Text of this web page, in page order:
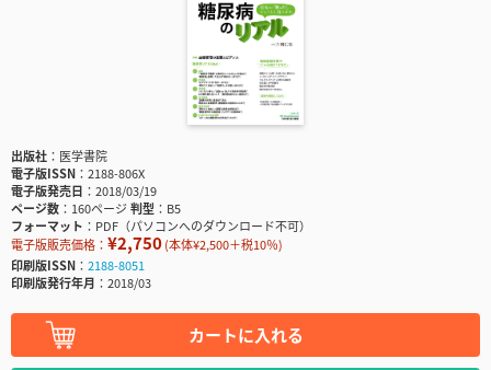
出版社
医学書院
電子版ISSN
2188-806X
電子版発売日
2018/03/19
ページ数
160ページ判型
B5
フォーマット
PDF（パソコンへのダウンロード不可）
電子版販売価格： ¥2,750(本体¥2,500＋税10％)
印刷版ISSN
2188-8051
印刷版発行年月
2018/03
カートに入れる